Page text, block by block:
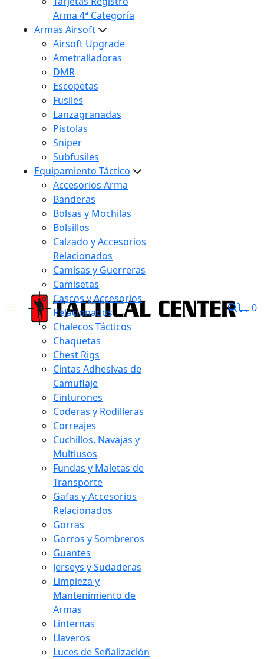
Arma 4ª Categoría
Armas Airsoft
Airsoft Upgrade
Ametralladoras
DMR
Escopetas
Fusiles
Lanzagranadas
Pistolas
Sniper
Subfusiles
Equipamiento Táctico
Accesorios Arma
Banderas
Bolsas y Mochilas
Bolsillos
Calzado y Accesorios
Relacionados
Camisas y Guerreras
Camisetas
Cascos y Accesorios
Relacionados
Chalecos Tácticos
Chaquetas
Chest Rigs
Cintas Adhesivas de
Camuflaje
Cinturones
Coderas y Rodilleras
Correajes
Cuchillos, Navajas y
Multiusos
Fundas y Maletas de
Transporte
Gafas y Accesorios
Relacionados
Gorras
Gorros y Sombreros
Guantes
Jerseys y Sudaderas
Limpieza y
Mantenimiento de
Armas
Linternas
Llaveros
Luces de Señalización
0